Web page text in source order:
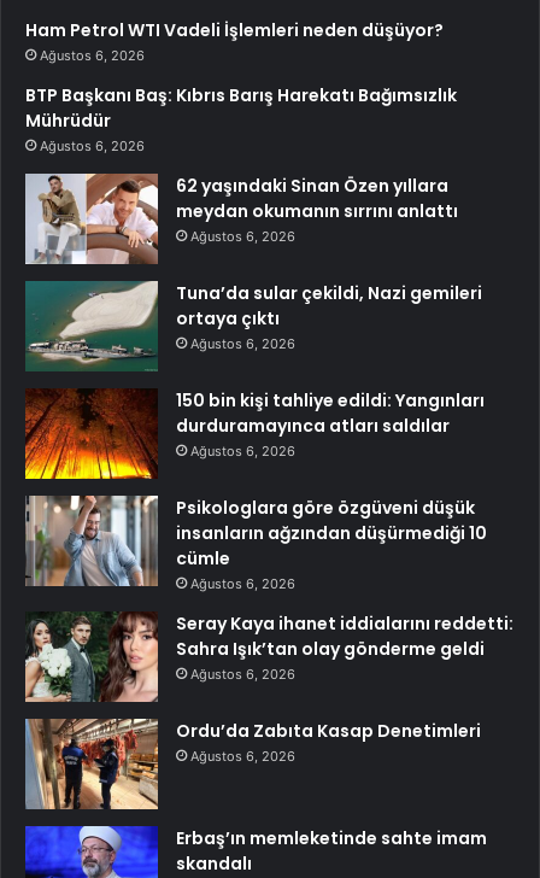
Ham Petrol WTI Vadeli İşlemleri neden düşüyor?
Ağustos 6, 2026
BTP Başkanı Baş: Kıbrıs Barış Harekatı Bağımsızlık
Mührüdür
Ağustos 6, 2026
62 yaşındaki Sinan Özen yıllara
meydan okumanın sırrını anlattı
Ağustos 6, 2026
Tuna’da sular çekildi, Nazi gemileri
ortaya çıktı
Ağustos 6, 2026
150 bin kişi tahliye edildi: Yangınları
durduramayınca atları saldılar
Ağustos 6, 2026
Psikologlara göre özgüveni düşük
insanların ağzından düşürmediği 10
cümle
Ağustos 6, 2026
Seray Kaya ihanet iddialarını reddetti:
Sahra Işık’tan olay gönderme geldi
Ağustos 6, 2026
Ordu’da Zabıta Kasap Denetimleri
Ağustos 6, 2026
Erbaş’ın memleketinde sahte imam
skandalı